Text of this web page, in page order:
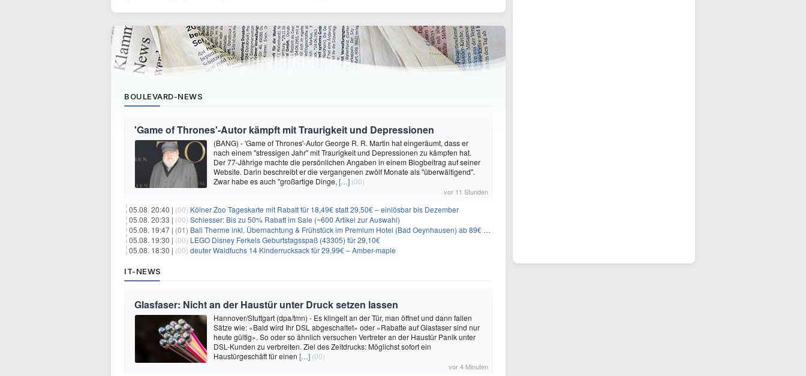
BOULEVARD-NEWS
'Game of Thrones'-Autor kämpft mit Traurigkeit und Depressionen
(BANG) - 'Game of Thrones'-Autor George R. R. Martin hat eingeräumt, dass er
nach einem "stressigen Jahr" mit Traurigkeit und Depressionen zu kämpfen hat.
Der 77-Jährige machte die persönlichen Angaben in einem Blogbeitrag auf seiner
Website. Darin beschreibt er die vergangenen zwölf Monate als "überwältigend".
Zwar habe es auch "großartige Dinge, […] (00)
vor 11 Stunden
05.08. 20:40 | (00) Kölner Zoo Tageskarte mit Rabatt für 18,49€ statt 29,50€ – einlösbar bis Dezember
05.08. 20:33 | (00) Schiesser: Bis zu 50% Rabatt im Sale (~600 Artikel zur Auswahl)
05.08. 19:47 | (01) Bali Therme inkl. Übernachtung & Frühstück im Premium Hotel (Bad Oeynhausen) ab 89€ p.P.
05.08. 19:30 | (00) LEGO Disney Ferkels Geburtstagsspaß (43305) für 29,10€
05.08. 18:30 | (00) deuter Waldfuchs 14 Kinderrucksack für 29,99€ – Amber-maple
IT-NEWS
Glasfaser: Nicht an der Haustür unter Druck setzen lassen
Hannover/Stuttgart (dpa/tmn) - Es klingelt an der Tür, man öffnet und dann fallen
Sätze wie: «Bald wird Ihr DSL abgeschaltet» oder «Rabatte auf Glasfaser sind nur
heute gültig». So oder so ähnlich versuchen Vertreter an der Haustür Panik unter
DSL-Kunden zu verbreiten. Ziel des Zeitdrucks: Möglichst sofort ein
Haustürgeschäft für einen […] (00)
vor 4 Minuten